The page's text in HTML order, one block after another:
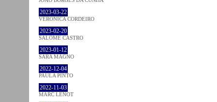
2023-03-22
VERONICA CORDEIRO
2023-02-20
SALOMÉ CASTRO
2023-01-12
SARA MAGNO
2022-12-04
PAULA PINTO
2022-11-03
MARC LENOT